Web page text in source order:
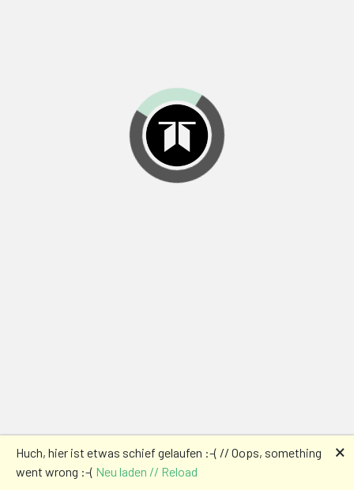
Huch, hier ist etwas schief gelaufen :-( // Oops, something
went wrong :-( Neu laden // Reload
🗙